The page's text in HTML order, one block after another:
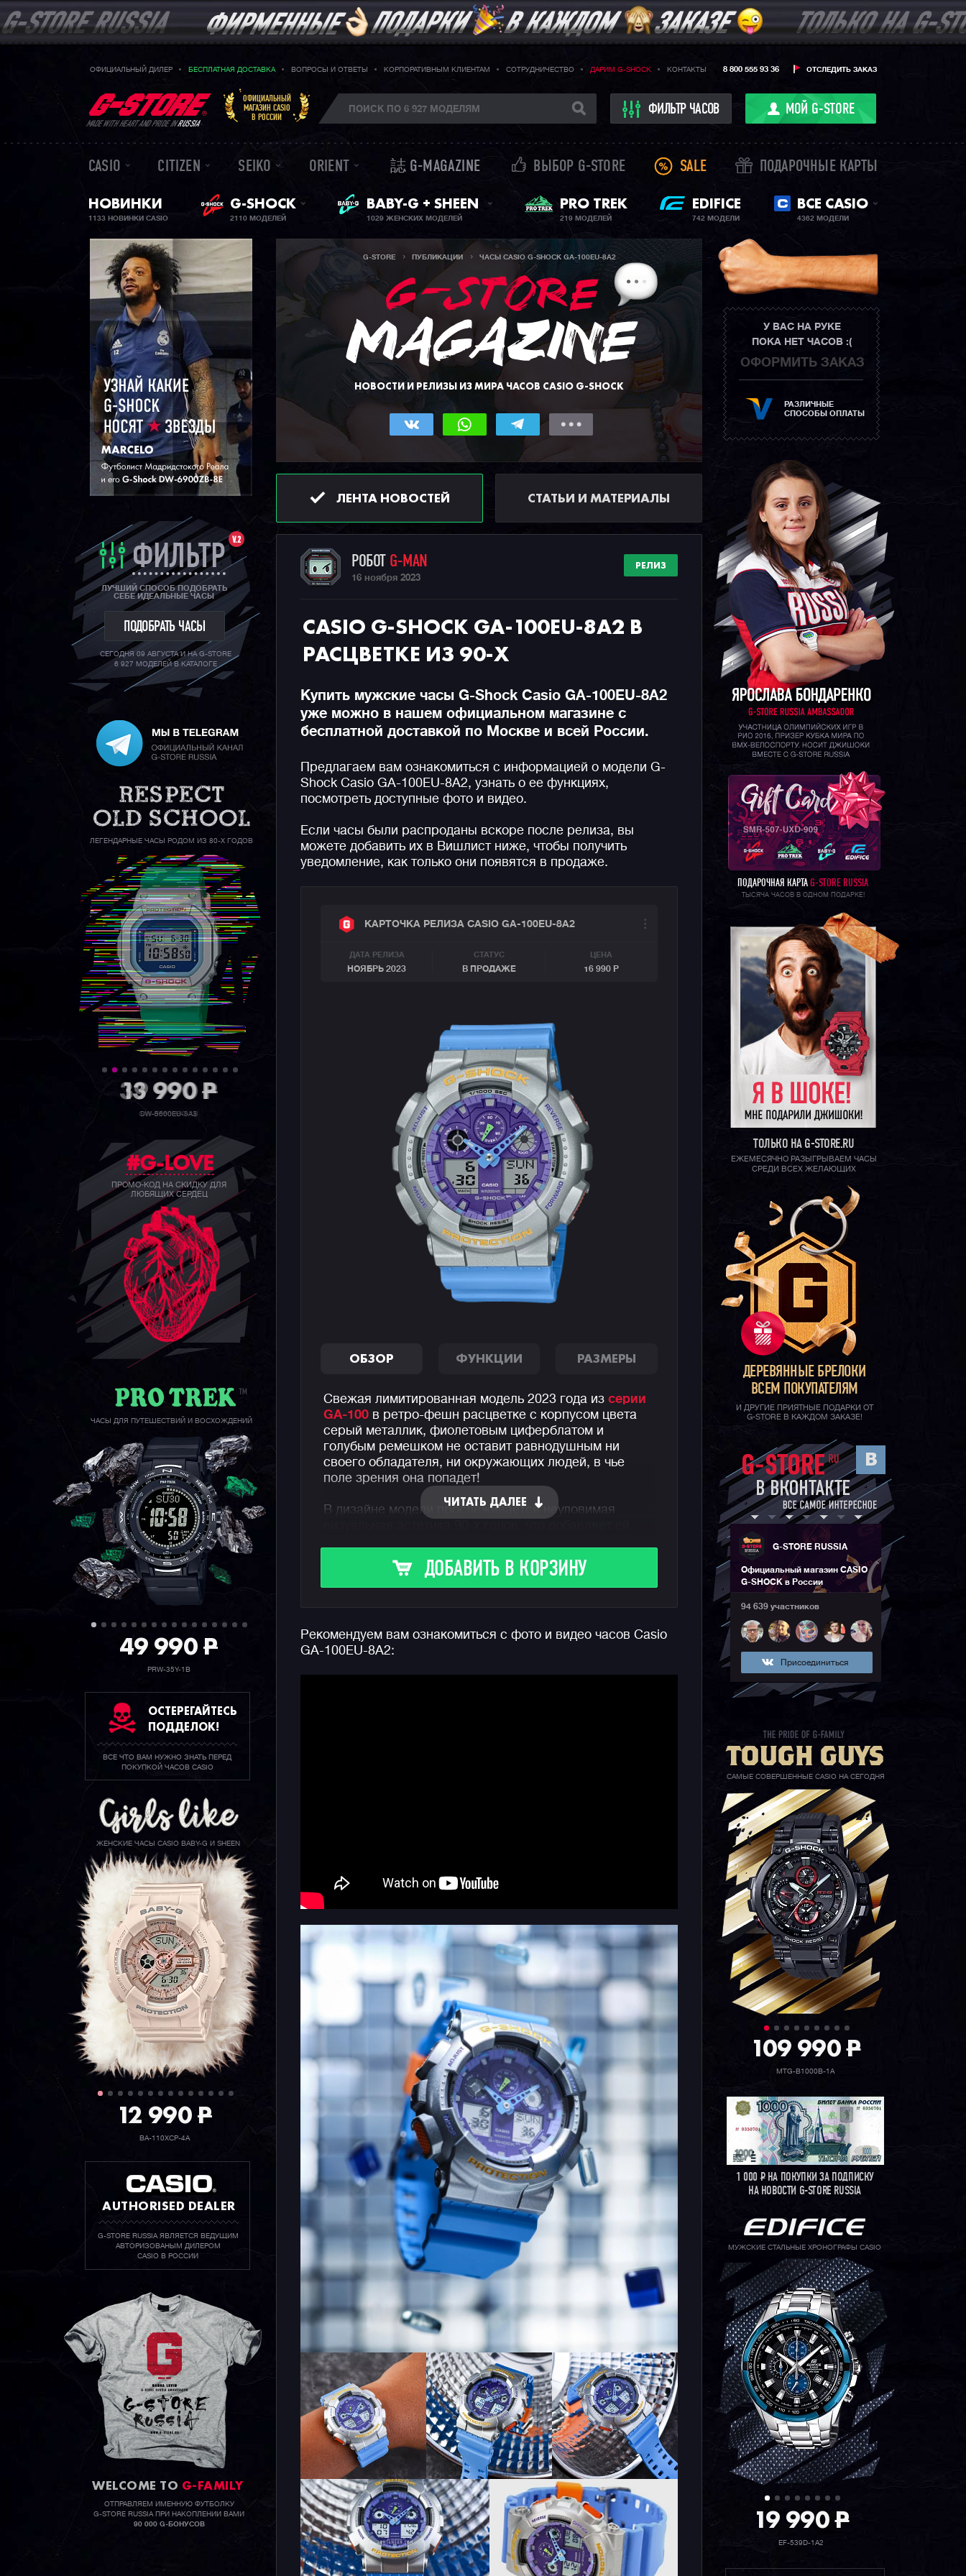
ОФИЦИАЛЬНЫЙ ДИЛЕР БЕСПЛАТНАЯ ДОСТАВКА ВОПРОСЫ И ОТВЕТЫ КОРПОРАТИВНЫМ КЛИЕНТАМ СОТРУДНИЧЕСТВО ДАРИМ G-SHOCK КОНТАКТЫ ОТСЛЕДИТЬ ЗАКАЗ
8 800 555 93 36
MADE WITH HEART AND PRIDE INRUSSIA
ОФИЦИАЛЬНЫЙ
МАГАЗИН CASIO
В РОССИИ
ФИЛЬТР ЧАСОВ МОЙ G-STORE
CASIO CITIZEN SEIKO ORIENT 誌 G-MAGAZINE ВЫБОР G-STORE SALE ПОДАРОЧНЫЕ КАРТЫ
НОВИНКИ
1133 НОВИНКИ CASIO
G-SHOCK
2110 МОДЕЛЕЙ
ЖЕНСКИЕ ЧАСЫ
BABY-G + SHEEN
1029 ЖЕНСКИХ МОДЕЛЕЙ
PRO TREK
219 МОДЕЛЕЙ
EDIFICE
742 МОДЕЛИ
ВСЕ CASIO
4362 МОДЕЛИ
V.2
ФИЛЬТР
ЛУЧШИЙ СПОСОБ ПОДОБРАТЬ
СЕБЕ ИДЕАЛЬНЫЕ ЧАСЫ
ПОДОБРАТЬ ЧАСЫ
СЕГОДНЯ 09 АВГУСТА И НА G-STORE
6 927 МОДЕЛЕЙ В КАТАЛОГЕ
ЛЕГЕНДАРНЫЕ ЧАСЫ РОДОМ ИЗ 80-Х ГОДОВ
39 990P
GW-B5600BC-1B
#G-LOVE
ПРОМО-КОД НА СКИДКУ ДЛЯ
ЛЮБЯЩИХ СЕРДЕЦ
ЧАСЫ ДЛЯ ПУТЕШЕСТВИЙ И ВОСХОЖДЕНИЙ
49 990P
PRW-35Y-1B
ОСТЕРЕГАЙТЕСЬ
ПОДДЕЛОК!
ВСЕ ЧТО ВАМ НУЖНО ЗНАТЬ ПЕРЕД
ПОКУПКОЙ ЧАСОВ CASIO
ЖЕНСКИЕ ЧАСЫ CASIO BABY-G И SHEEN
12 990P
BA-110XCP-4A
AUTHORISED DEALER
G-STORE RUSSIA ЯВЛЯЕТСЯ ВЕДУЩИМ
АВТОРИЗОВАНЫМ ДИЛЕРОМ
CASIO В РОССИИ
WELCOME TO G-FAMILY
ОТПРАВЛЯЕМ ИМЕННУЮ ФУТБОЛКУ
G-STORE RUSSIA ПРИ НАКОПЛЕНИИ ВАМИ
90 000 G-БОНУСОВ
G-STORE ПУБЛИКАЦИИ ЧАСЫ CASIO G-SHOCK GA-100EU-8A2
НОВОСТИ И РЕЛИЗЫ ИЗ МИРА ЧАСОВ CASIO G-SHOCK
ЛЕНТА НОВОСТЕЙ СТАТЬИ И МАТЕРИАЛЫ
РОБОТ G-MAN
16 ноября 2023
РЕЛИЗ
CASIO G-SHOCK GA-100EU-8A2 В
РАСЦВЕТКЕ ИЗ 90-Х
Купить мужские часы G-Shock Casio GA-100EU-8A2
уже можно в нашем официальном магазине с
бесплатной доставкой по Москве и всей России.
Предлагаем вам ознакомиться с информацией о модели G-
Shock Casio GA-100EU-8A2, узнать о ее функциях,
посмотреть доступные фото и видео.
Если часы были распроданы вскоре после релиза, вы
можете добавить их в Вишлист ниже, чтобы получить
уведомление, как только они появятся в продаже.
КАРТОЧКА РЕЛИЗА CASIO GA-100EU-8A2
ДАТА РЕЛИЗА
НОЯБРЬ 2023
СТАТУС
В ПРОДАЖЕ
ЦЕНА
16 990 Р
ОБЗОР ФУНКЦИИ РАЗМЕРЫ
Свежая лимитированная модель 2023 года из серии
GA-100 в ретро-фешн расцветке с корпусом цвета
серый металлик, фиолетовым циферблатом и
голубым ремешком не оставит равнодушным ни
своего обладателя, ни окружающих людей, в чье
поле зрения она попадет!
В дизайне модели прослеживается неуловимая
кассетные плееры SONY и двухкассетники SHARP.
Мы в редакции G-STORE RUSSIA любим и ценим
подобные визуальные отсылки во внешнем облике
На борту: привычная для джишоков
противоударность, водозащита 200 метров и еще
ЧИТАТЬ ДАЛЕЕ
ДОБАВИТЬ В КОРЗИНУ
Рекомендуем вам ознакомиться с фото и видео часов Casio
GA-100EU-8A2:
У ВАС НА РУКЕ
ПОКА НЕТ ЧАСОВ :(
ОФОРМИТЬ ЗАКАЗ
РАЗЛИЧНЫЕ
СПОСОБЫ ОПЛАТЫ
ПОДАРОЧНАЯ КАРТА G-STORE RUSSIA
ТЫСЯЧА ЧАСОВ В ОДНОМ ПОДАРКЕ!
ТОЛЬКО НА G-STORE.RU
ЕЖЕМЕСЯЧНО РАЗЫГРЫВАЕМ ЧАСЫ
СРЕДИ ВСЕХ ЖЕЛАЮЩИХ
ДЕРЕВЯННЫЕ БРЕЛОКИ
ВСЕМ ПОКУПАТЕЛЯМ
И ДРУГИЕ ПРИЯТНЫЕ ПОДАРКИ ОТ
G-STORE В КАЖДОМ ЗАКАЗЕ!
G-STORE RUSSIA
Официальный магазин CASIO
G-SHOCK в России
94 639 участников
Присоединиться
САМЫЕ СОВЕРШЕННЫЕ CASIO НА СЕГОДНЯ
109 990P
MTG-B1000B-1A
1 000РНА ПОКУПКИ ЗА ПОДПИСКУ
НА НОВОСТИ G-STORE RUSSIA
МУЖСКИЕ СТАЛЬНЫЕ ХРОНОГРАФЫ CASIO
19 990P
EF-539D-1A2